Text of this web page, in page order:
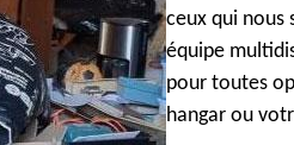
ceux qui nous
équipe
pour toutes
hangar ou